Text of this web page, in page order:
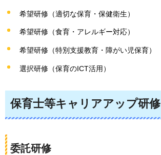
希望研修（適切な保育・保健衛生）
希望研修（食育・アレルギー対応）
希望研修（特別支援教育・障がい児保育）
選択研修（保育のICT活用）
保育士等キャリアアップ研修
委託研修